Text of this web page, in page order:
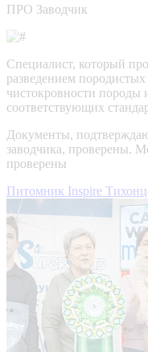
ПРО Заводчик
Специалист, который
разведением
чистокровности породы
соответствующих
Документы,
заводчика, проверены.
проверены
Питомник Inspire